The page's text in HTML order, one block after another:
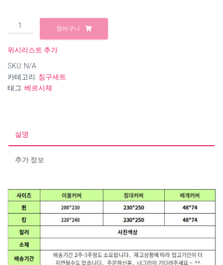
B755
VSRCACE
면
침
구
세
장바구니
위시리스트 추가
SKU: N/A
카테고리: 침구세트
태그: 베르사체
설명
추가 정보